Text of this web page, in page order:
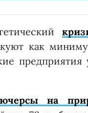
как
на